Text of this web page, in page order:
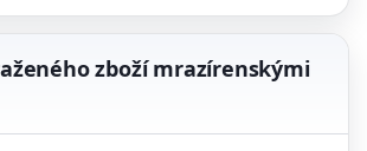
zboží mrazírenskými